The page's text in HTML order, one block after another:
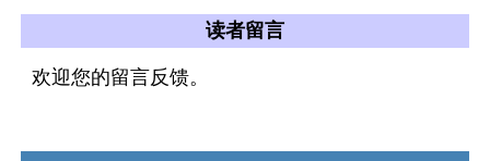
读者留言
欢迎您的留言反馈。